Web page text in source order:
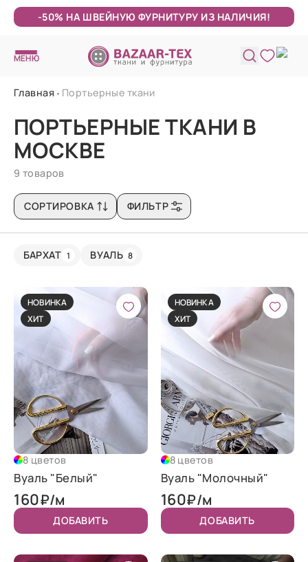
-50% НА ШВЕЙНУЮ ФУРНИТУРУ ИЗ НАЛИЧИЯ!
МЕНЮ
Главная Портьерные ткани
ПОРТЬЕРНЫЕ ТКАНИ В
МОСКВЕ
9 товаров
СОРТИРОВКА ФИЛЬТР
БАРХАТ 1 ВУАЛЬ 8
НОВИНКА
ХИТ
8 цветов
Вуаль "Белый"
160₽/м
ДОБАВИТЬ
НОВИНКА
ХИТ
8 цветов
Вуаль "Молочный"
160₽/м
ДОБАВИТЬ